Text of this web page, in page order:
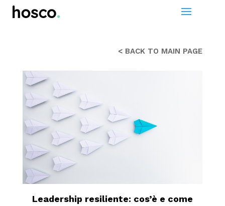
< BACK TO MAIN PAGE
Leadership resiliente: cos’è e come